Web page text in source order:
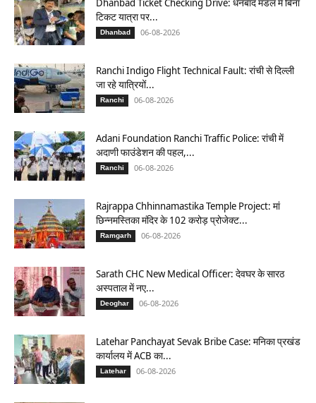
टिकट यात्रा पर...
Dhanbad 06-08-2026
Ranchi Indigo Flight Technical Fault: रांची से दिल्ली
जा रहे यात्रियों...
Ranchi 06-08-2026
Adani Foundation Ranchi Traffic Police: रांची में
अदाणी फाउंडेशन की पहल,...
Ranchi 06-08-2026
Rajrappa Chhinnamastika Temple Project: मां
छिन्नमस्तिका मंदिर के 102 करोड़ प्रोजेक्ट...
Ramgarh 06-08-2026
Sarath CHC New Medical Officer: देवघर के सारठ
अस्पताल में नए...
Deoghar 06-08-2026
Latehar Panchayat Sevak Bribe Case: मनिका प्रखंड
कार्यालय में ACB का...
Latehar 06-08-2026